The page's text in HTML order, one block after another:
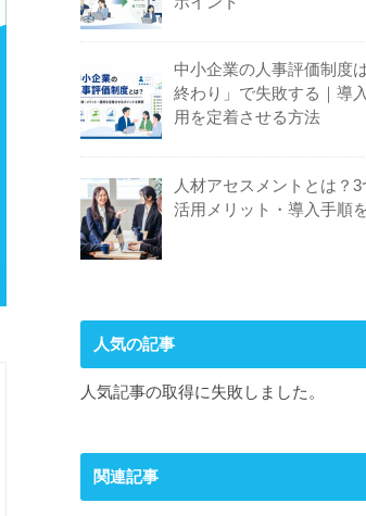
中小企業の人事評価制度
終わり」で失敗する｜導
用を定着させる方法
人材アセスメントとは？3
活用メリット・導入手順
人気の記事
人気記事の取得に失敗しました。
関連記事